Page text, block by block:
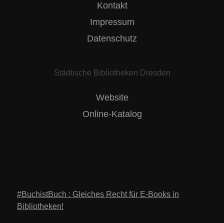
Kontakt
Impressum
Datenschutz
Städtische Bibliotheken Dresden
Website
Online-Katalog
#BuchistBuch : Gleiches Recht für E-Books in
Bibliotheken!